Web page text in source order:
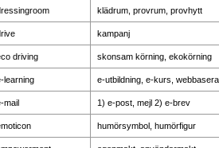
klädrum, provrum, provhytt
kampanj
driving skonsam körning, ekokörning
learning e-utbildning, e-kurs,
mail 1) e-post, mejl 2) e-brev
humörsymbol, humörfigur